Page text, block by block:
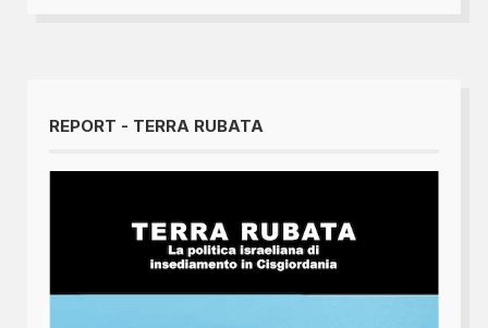
REPORT - TERRA RUBATA